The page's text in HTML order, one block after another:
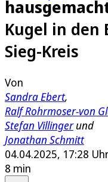
Kugel in den
Sieg-Kreis
Von
Sandra Ebert,
Ralf Rohrmoser-von
Stefan Villingerund
Jonathan Schmitt
04.04.2025, 17:28
8 min